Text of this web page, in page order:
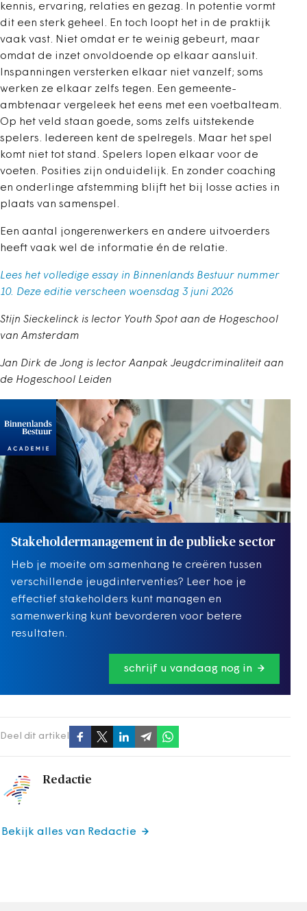
kennis, ervaring, relaties en gezag. In potentie vormt
dit een sterk geheel. En toch loopt het in de praktijk
vaak vast. Niet omdat er te weinig gebeurt, maar
omdat de inzet onvoldoende op elkaar aansluit.
Inspanningen versterken elkaar niet vanzelf; soms
werken ze elkaar zelfs tegen. Een gemeente­
ambtenaar vergeleek het eens met een voetbalteam.
Op het veld staan goede, soms zelfs uitstekende
spelers. Iedereen kent de spelregels. Maar het spel
komt niet tot stand. Spelers lopen elkaar voor de
voeten. Posities zijn onduidelijk. En zonder coaching
en onderlinge afstemming blijft het bij losse acties in
plaats van samenspel.
Een aantal jongerenwerkers en andere uitvoerders
heeft vaak wel de informatie én de relatie.
Lees het volledige essay in Binnenlands Bestuur nummer
10. Deze editie verscheen woensdag 3 juni 2026
Stijn Sieckelinck is lector Youth Spot aan de Hogeschool
van Amsterdam
Jan Dirk de Jong is lector Aanpak Jeugdcriminaliteit aan
de Hogeschool Leiden
Stakeholdermanagement in de publieke sector
Heb je moeite om samenhang te creëren tussen
verschillende jeugdinterventies? Leer hoe je
effectief stakeholders kunt managen en
samenwerking kunt bevorderen voor betere
resultaten.
schrijf u vandaag nog in
Deel dit artikel
Redactie
Bekijk alles van Redactie